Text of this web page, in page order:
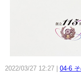
2022/03/27 12:27 04-6